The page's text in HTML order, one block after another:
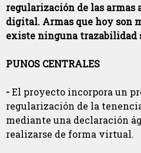
regularización de las armas
digital. Armas que hoy son
existe ninguna trazabilidad
PUNOS CENTRALES
-El proyecto incorpora un
regularización de la
mediante una declaración
realizarse de forma virtual.